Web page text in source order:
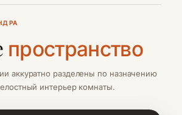
пространство
аккуратно разделены по назначению
интерьер комнаты.